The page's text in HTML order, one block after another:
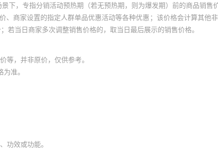
下，专指分销活动预热期（若无预热期，则为爆发期）前的商品销售
商家设置的指定人群单品优惠活动等各种优惠；该价格会计算其他
当日商家多次调整销售价格的，取当日最后展示的销售价格。
等，并非原价，仅供参考。
准。
功效或功能。